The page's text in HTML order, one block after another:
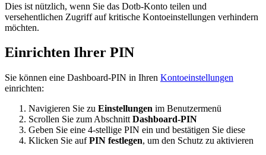
Dies ist nützlich, wenn Sie das Dotb-Konto teilen und
versehentlichen Zugriff auf kritische Kontoeinstellungen verhindern
möchten.
Einrichten Ihrer PIN
Sie können eine Dashboard-PIN in Ihren Kontoeinstellungen
einrichten:
Navigieren Sie zu Einstellungen im Benutzermenü
Scrollen Sie zum Abschnitt Dashboard-PIN
Geben Sie eine 4-stellige PIN ein und bestätigen Sie diese
Klicken Sie aufPIN festlegen, um den Schutz zu aktivieren